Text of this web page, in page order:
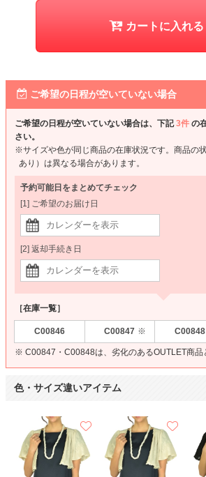
カートに入れる
ご希望の日程が空いていない場合
ご希望の日程が空いていない場合は、下記3件 の
さい。
※サイズや色が同じ商品の在庫状況です。商品の
あり）は異なる場合があります。
予約可能日をまとめてチェック
[1] ご希望のお届け日
[2] 返却手続き日
［在庫一覧］
C00846 C00847 ※ C00848
※ C00847・C00848は、劣化のあるOUTLET商品
色・サイズ違いアイテム